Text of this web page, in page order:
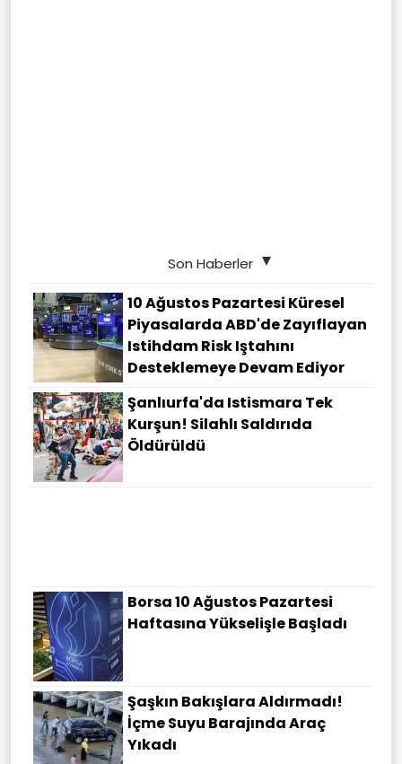
Son Haberler
10 Ağustos Pazartesi Küresel
Piyasalarda ABD'de Zayıflayan
Istihdam Risk Iştahını
Desteklemeye Devam Ediyor
Şanlıurfa'da Istismara Tek
Kurşun! Silahlı Saldırıda
Öldürüldü
Borsa 10 Ağustos Pazartesi
Haftasına Yükselişle Başladı
Şaşkın Bakışlara Aldırmadı!
İçme Suyu Barajında Araç
Yıkadı